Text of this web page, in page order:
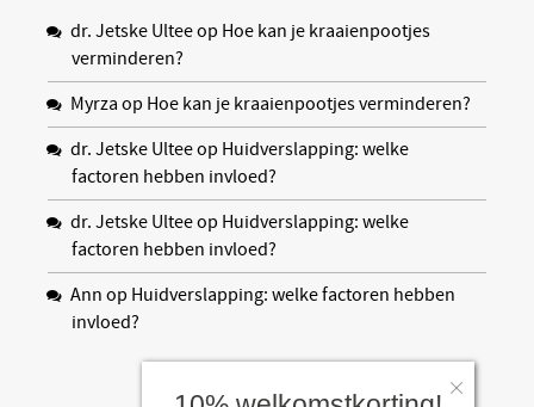
dr. Jetske Ulteeop Hoe kan je kraaienpootjes
verminderen?
Myrza op Hoe kan je kraaienpootjes verminderen?
dr. Jetske Ulteeop Huidverslapping: welke
factoren hebben invloed?
dr. Jetske Ulteeop Huidverslapping: welke
factoren hebben invloed?
Ann op Huidverslapping: welke factoren hebben
invloed?